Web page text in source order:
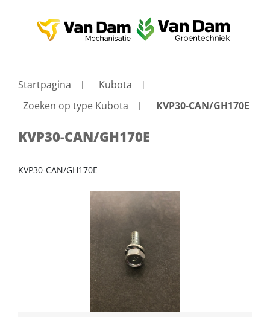
Startpagina
Kubota
Zoeken op type Kubota
KVP30-CAN/GH170E
KVP30-CAN/GH170E
KVP30-CAN/GH170E